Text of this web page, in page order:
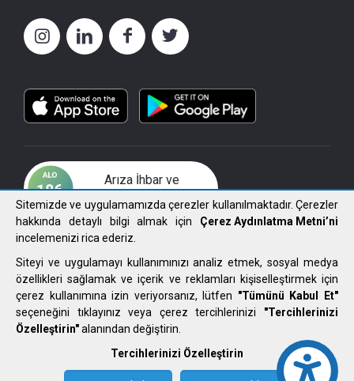
Arıza İhbar ve
Çözüm Merkezi
2021 FIRAT ELEKTRİK DAĞITIM A.Ş. Tüm Hakları Saklıdır.
Kullanım Koşulları ve Gizlilik Politikası
Çerez Aydınlatma Metni
Sitemizde ve uygulamamızda çerezler kullanılmaktadır. Çerezler
hakkında detaylı bilgi almak için Çerez Aydınlatma Metni’ni
incelemenizi rica ederiz.
Siteyi ve uygulamayı kullanımınızı analiz etmek, sosyal medya
özellikleri sağlamak ve içerik ve reklamları kişiselleştirmek için
çerez kullanımına izin veriyorsanız, lütfen "Tümünü Kabul Et"
seçeneğini tıklayınız veya çerez tercihlerinizi "Tercihlerinizi
Özelleştirin"alanından değiştirin.
Tercihlerinizi Özelleştirin